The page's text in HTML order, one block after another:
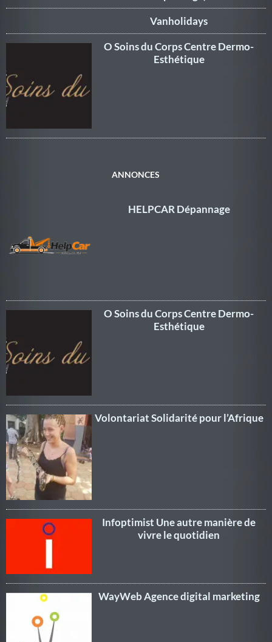
Vanholidays
O Soins du Corps Centre Dermo-
Esthétique
ANNONCES
HELPCAR Dépannage
O Soins du Corps Centre Dermo-
Esthétique
Volontariat Solidarité pour l’Afrique
Infoptimist Une autre manière de
vivre le quotidien
WayWeb Agence digital marketing